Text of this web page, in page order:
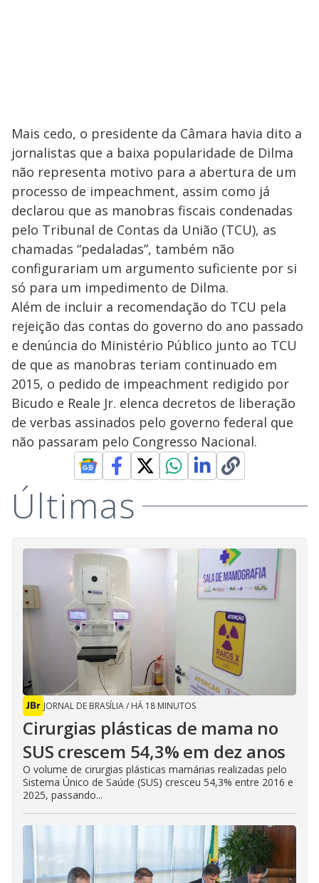
Mais cedo, o presidente da Câmara havia dito a
jornalistas que a baixa popularidade de Dilma
não representa motivo para a abertura de um
processo de impeachment, assim como já
declarou que as manobras fiscais condenadas
pelo Tribunal de Contas da União (TCU), as
chamadas “pedaladas”, também não
configurariam um argumento suficiente por si
só para um impedimento de Dilma.
Além de incluir a recomendação do TCU pela
rejeição das contas do governo do ano passado
e denúncia do Ministério Público junto ao TCU
de que as manobras teriam continuado em
2015, o pedido de impeachment redigido por
Bicudo e Reale Jr. elenca decretos de liberação
de verbas assinados pelo governo federal que
não passaram pelo Congresso Nacional.
Últimas
JORNAL DE BRASÍLIA/ HÁ 18 MINUTOS
Cirurgias plásticas de mama no
SUS crescem 54,3% em dez anos
O volume de cirurgias plásticas mamárias realizadas pelo
Sistema Único de Saúde (SUS) cresceu 54,3% entre 2016 e
2025, passando...